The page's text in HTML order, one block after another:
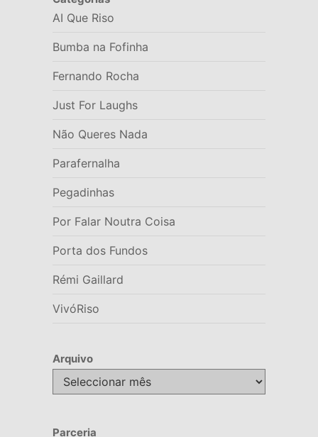
AI Que Riso
Bumba na Fofinha
Fernando Rocha
Just For Laughs
Não Queres Nada
Parafernalha
Pegadinhas
Por Falar Noutra Coisa
Porta dos Fundos
Rémi Gaillard
VivóRiso
Arquivo
Arquivo
Parceria